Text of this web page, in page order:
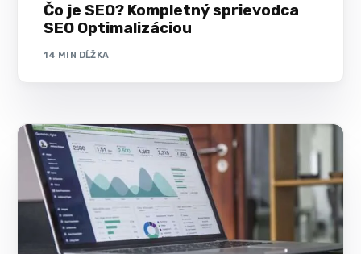
Čo je SEO? Kompletný sprievodca
SEO Optimalizáciou
14 MIN DĹŽKA